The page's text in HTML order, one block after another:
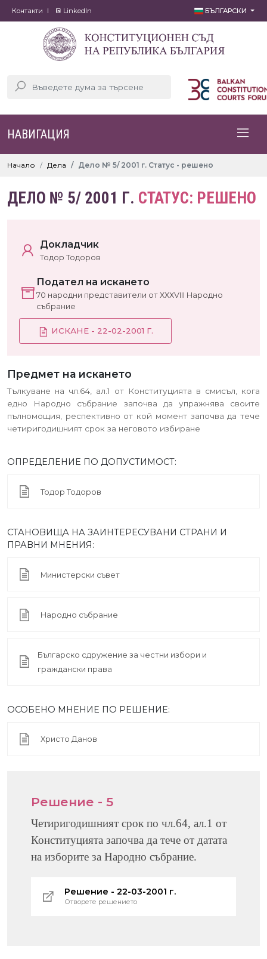
Контакти LinkedIn БЪЛГАРСКИ
НАВИГАЦИЯ
Начало Дела Дело № 5/ 2001 г. Статус - решено
ДЕЛО № 5/ 2001 Г. СТАТУС: РЕШЕНО
Докладчик
Тодор Тодоров
Подател на искането
70 народни представители от ХХХVІІІ Народно
събрание
ИСКАНЕ - 22-02-2001 Г.
Предмет на искането
Тълкуване на чл.64, ал.1 от Конституцията в смисъл, кога
едно Народно събрание започва да упражнява своите
пълномощия, респективно от кой момент започва да тече
четиригодишният срок за неговото избиране
ОПРЕДЕЛЕНИЕ ПО ДОПУСТИМОСТ:
Тодор Тодоров
СТАНОВИЩА НА ЗАИНТЕРЕСУВАНИ СТРАНИ И
ПРАВНИ МНЕНИЯ:
Министерски съвет
Народно събрание
Българско сдружение за честни избори и
граждански права
ОСОБЕНО МНЕНИЕ ПО РЕШЕНИЕ:
Христо Данов
Решение - 5
Четиригодишният срок по чл.64, ал.1 от
Конституцията започва да тече от датата
на изборите за Народно събрание.
Решение - 22-03-2001 г.
Отворете решението